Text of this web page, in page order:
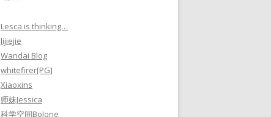
Lesca is thinking…
lijiejie
Wandai Blog
whitefirer[PG]
Xiaoxins
师妹Jessica
科学空间BoJone